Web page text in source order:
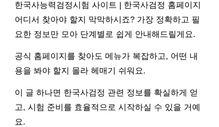
한국사능력검정시험 사이트 | 한국사검정 홈페이지
어디서 찾아야 할지 막막하시죠? 가장 정확하고 필
요한 정보만 모아 단계별로 쉽게 안내해드릴게요.
공식 홈페이지를 찾아도 메뉴가 복잡하고, 어떤 내
용을 봐야 할지 몰라 헤매기 쉬워요.
이 글 하나면 한국사검정 관련 정보를 확실하게 얻
고, 시험 준비를 효율적으로 시작하실 수 있을 거예
요.